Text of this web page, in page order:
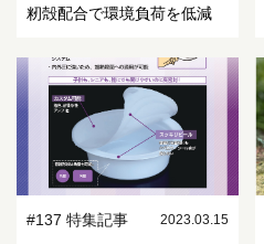
籾殻配合で環境負荷を低減
#137 特集記事 2023.03.15